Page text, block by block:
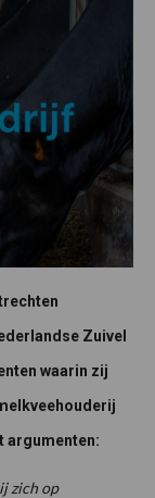
Zuivel
waarin zij
argumenten:
zich op